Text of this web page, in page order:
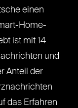
einen
Home-
ist mit 14
und
Anteil der
das Erfahren